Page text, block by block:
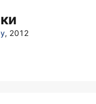
, 2012